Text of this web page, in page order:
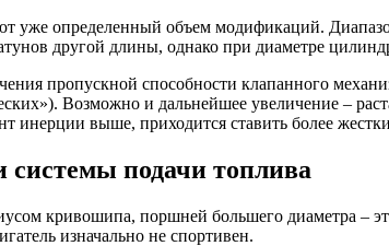
уже определенный объем модификаций.
другой длины, однако при диаметре
пропускной способности клапанного
Возможно и дальнейшее увеличение –
инерции выше, приходится ставить более
подачи топлива
кривошипа, поршней большего диаметра –
изначально не спортивен.